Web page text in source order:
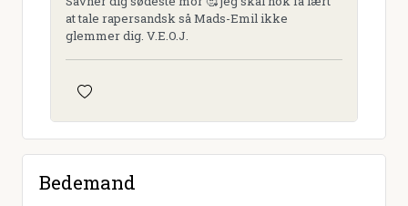
at tale rapersandsk så Mads-Emil ikke
glemmer dig. V.E.O.J.
Bedemand